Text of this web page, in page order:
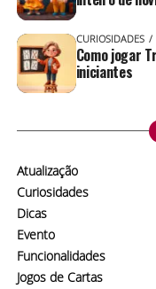
CURIOSIDADES
Como jogar
iniciantes
Atualização
Curiosidades
Dicas
Evento
Funcionalidades
Jogos de Cartas